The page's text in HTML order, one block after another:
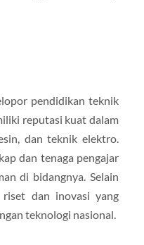
pendidikan teknik
reputasi kuat dalam
dan teknik elektro.
dan tenaga pengajar
di bidangnya. Selain
dan inovasi yang
teknologi nasional.